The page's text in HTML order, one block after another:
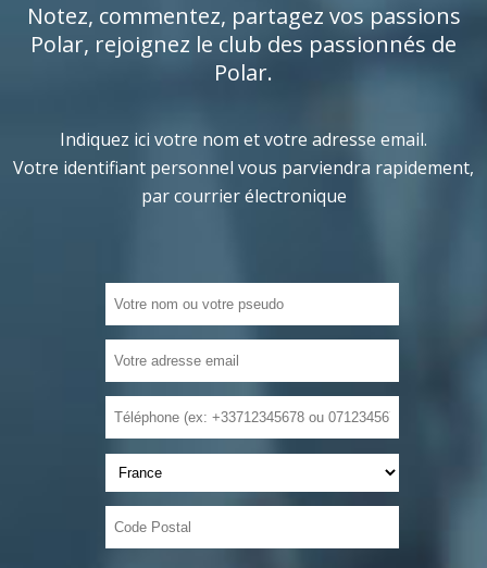
Notez, commentez, partagez vos passions
Polar, rejoignez le club des passionnés de
Polar.
Indiquez ici votre nom et votre adresse email.
Votre identifiant personnel vous parviendra rapidement,
par courrier électronique